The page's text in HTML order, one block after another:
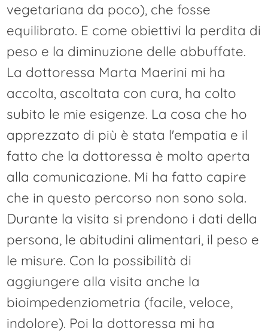
vegetariana da poco), che fosse
equilibrato. E come obiettivi la perdita di
peso e la diminuzione delle abbuffate.
La dottoressa Marta Maerini mi ha
accolta, ascoltata con cura, ha colto
subito le mie esigenze. La cosa che ho
apprezzato di più è stata l'empatia e il
fatto che la dottoressa è molto aperta
alla comunicazione. Mi ha fatto capire
che in questo percorso non sono sola.
Durante la visita si prendono i dati della
persona, le abitudini alimentari, il peso e
le misure. Con la possibilità di
aggiungere alla visita anche la
bioimpedenziometria (facile, veloce,
indolore). Poi la dottoressa mi ha